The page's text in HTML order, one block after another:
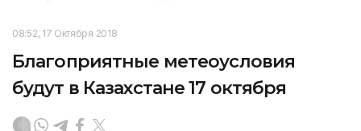
08:52, 17 Октября 2018
Благоприятные метеоусловия
будут в Казахстане 17 октября